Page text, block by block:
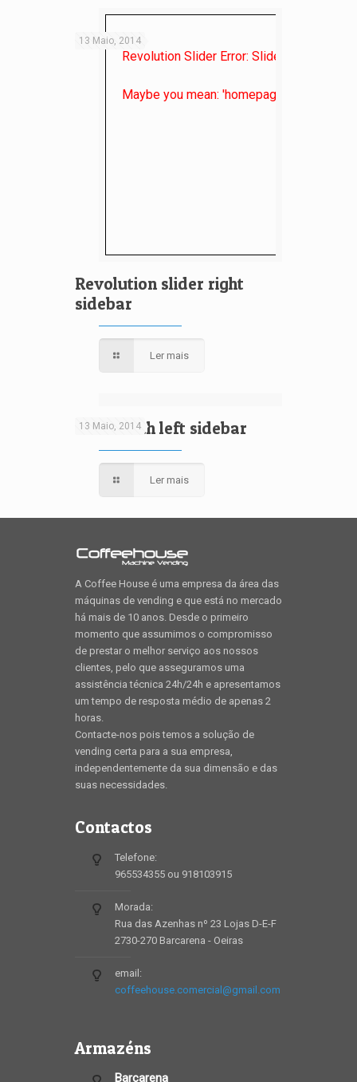
Revolution Slider Error: Slider with alias
Maybe you mean: 'homepage'
13 Maio, 2014
Revolution slider right
sidebar
Ler mais
13 Maio, 2014
Video with left sidebar
Ler mais
A Coffee House é uma empresa da área das
máquinas de vending e que está no mercado
há mais de 10 anos. Desde o primeiro
momento que assumimos o compromisso
de prestar o melhor serviço aos nossos
clientes, pelo que asseguramos uma
assistência técnica 24h/24h e apresentamos
um tempo de resposta médio de apenas 2
horas.
Contacte-nos pois temos a solução de
vending certa para a sua empresa,
independentemente da sua dimensão e das
suas necessidades.
Contactos
Telefone:
965534355 ou 918103915
Morada:
Rua das Azenhas nº 23 Lojas D-E-F
2730-270 Barcarena - Oeiras
email:
coffeehouse.comercial@gmail.com
Armazéns
Barcarena